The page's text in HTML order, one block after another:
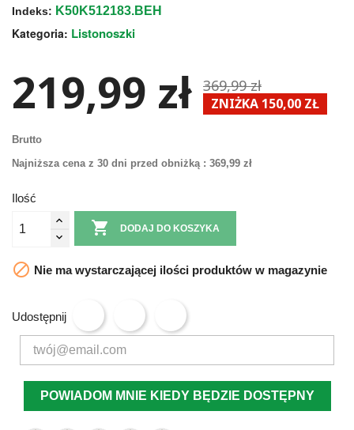
Indeks: K50K512183.BEH
Kategoria: Listonoszki
219,99 zł 369,99 zł
ZNIŻKA 150,00 ZŁ
Brutto
Najniższa cena z 30 dni przed obniżką : 369,99 zł
Ilość
 DODAJ DO KOSZYKA
 Nie ma wystarczającej ilości produktów w magazynie
Udostępnij
POWIADOM MNIE KIEDY BĘDZIE DOSTĘPNY